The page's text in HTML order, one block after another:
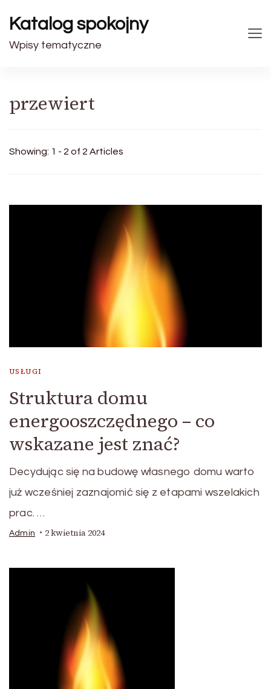
Katalog spokojny
Wpisy tematyczne
przewiert
Showing: 1 - 2 of 2 Articles
USŁUGI
Struktura domu
energooszczędnego – co
wskazane jest znać?
Decydując się na budowę własnego domu warto
już wcześniej zaznajomić się z etapami wszelakich
prac. …
Admin 2 kwietnia 2024